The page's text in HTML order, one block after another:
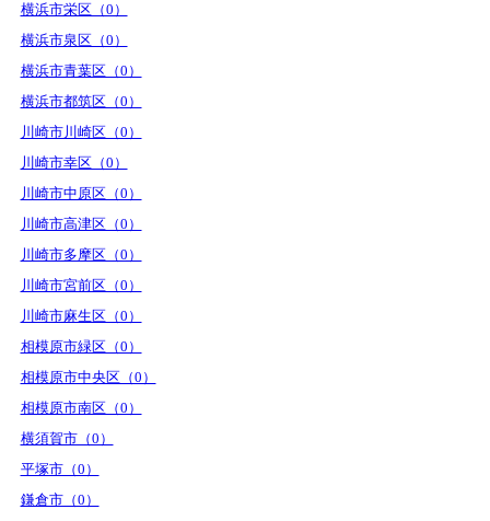
横浜市栄区（0）
横浜市泉区（0）
横浜市青葉区（0）
横浜市都筑区（0）
川崎市川崎区（0）
川崎市幸区（0）
川崎市中原区（0）
川崎市高津区（0）
川崎市多摩区（0）
川崎市宮前区（0）
川崎市麻生区（0）
相模原市緑区（0）
相模原市中央区（0）
相模原市南区（0）
横須賀市（0）
平塚市（0）
鎌倉市（0）